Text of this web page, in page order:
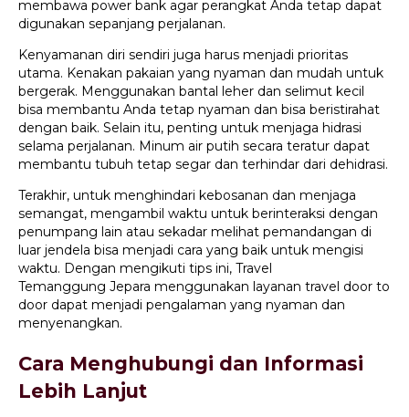
membawa power bank agar perangkat Anda tetap dapat
digunakan sepanjang perjalanan.
Kenyamanan diri sendiri juga harus menjadi prioritas
utama. Kenakan pakaian yang nyaman dan mudah untuk
bergerak. Menggunakan bantal leher dan selimut kecil
bisa membantu Anda tetap nyaman dan bisa beristirahat
dengan baik. Selain itu, penting untuk menjaga hidrasi
selama perjalanan. Minum air putih secara teratur dapat
membantu tubuh tetap segar dan terhindar dari dehidrasi.
Terakhir, untuk menghindari kebosanan dan menjaga
semangat, mengambil waktu untuk berinteraksi dengan
penumpang lain atau sekadar melihat pemandangan di
luar jendela bisa menjadi cara yang baik untuk mengisi
waktu. Dengan mengikuti tips ini, Travel
Temanggung Jepara menggunakan layanan travel door to
door dapat menjadi pengalaman yang nyaman dan
menyenangkan.
Cara Menghubungi dan Informasi
Lebih Lanjut